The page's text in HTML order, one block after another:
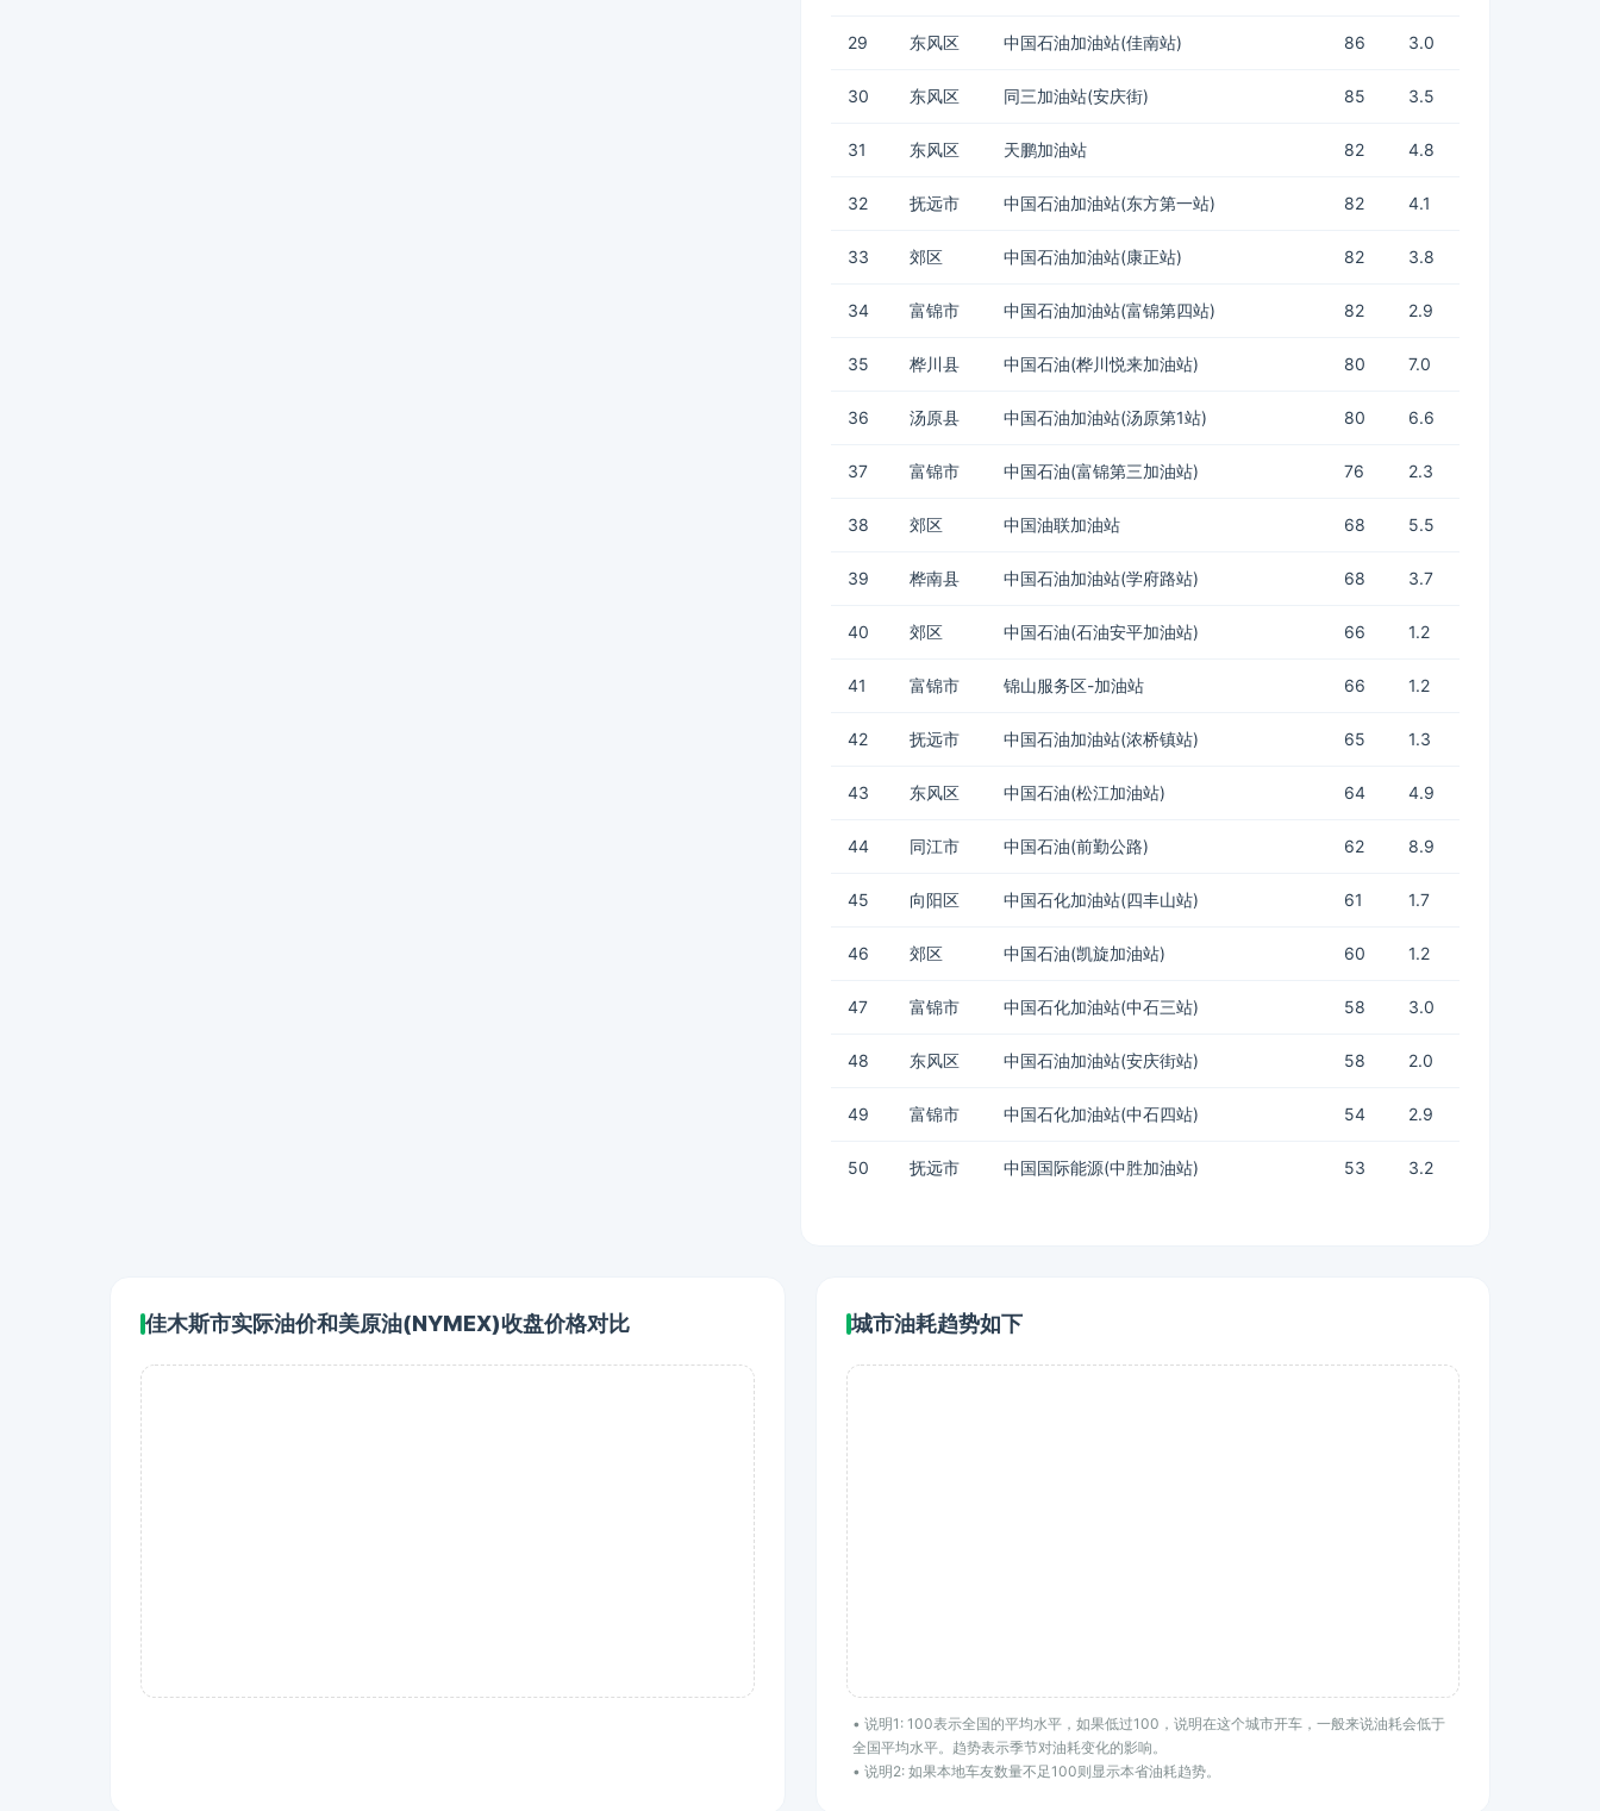
29 东风区 中国石油加油站(佳南站) 86 3.0
30 东风区 同三加油站(安庆街) 85 3.5
31 东风区 天鹏加油站 82 4.8
32 抚远市 中国石油加油站(东方第一站) 82 4.1
33 郊区 中国石油加油站(康正站) 82 3.8
34 富锦市 中国石油加油站(富锦第四站) 82 2.9
35 桦川县 中国石油(桦川悦来加油站) 80 7.0
36 汤原县 中国石油加油站(汤原第1站) 80 6.6
37 富锦市 中国石油(富锦第三加油站) 76 2.3
38 郊区 中国油联加油站 68 5.5
39 桦南县 中国石油加油站(学府路站) 68 3.7
40 郊区 中国石油(石油安平加油站) 66 1.2
41 富锦市 锦山服务区-加油站 66 1.2
42 抚远市 中国石油加油站(浓桥镇站) 65 1.3
43 东风区 中国石油(松江加油站) 64 4.9
44 同江市 中国石油(前勤公路) 62 8.9
45 向阳区 中国石化加油站(四丰山站) 61 1.7
46 郊区 中国石油(凯旋加油站) 60 1.2
47 富锦市 中国石化加油站(中石三站) 58 3.0
48 东风区 中国石油加油站(安庆街站) 58 2.0
49 富锦市 中国石化加油站(中石四站) 54 2.9
50 抚远市 中国国际能源(中胜加油站) 53 3.2
佳木斯市实际油价和美原油(NYMEX)收盘价格对比 城市油耗趋势如下
• 说明1: 100表示全国的平均水平，如果低过100，说明在这个城市开车，一般来说油耗会低于
全国平均水平。趋势表示季节对油耗变化的影响。
• 说明2: 如果本地车友数量不足100则显示本省油耗趋势。